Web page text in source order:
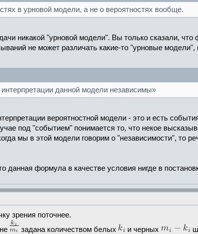
в урновой модели, а не о вероятностях вообще.
никакой "урновой модели". Вы только сказали,
не может различать какие-то "урновые
данной модели независимы»
вероятностной модели - это и есть
под "событием" понимается то, что некое
мы в этой модели говорим о "независимости", то
данная формула в качестве условия нигде в
зрения поточнее.
задана количеством белых и черных